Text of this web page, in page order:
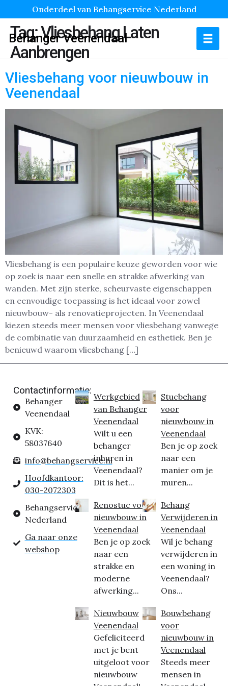
Onderdeel van Behangservice Nederland
Behanger Veenendaal
Tag:Vliesbehang Laten
Aanbrengen
Vliesbehang voor nieuwbouw in
Veenendaal
Vliesbehang is een populaire keuze geworden voor wie
op zoek is naar een snelle en strakke afwerking van
wanden. Met zijn sterke, scheurvaste eigenschappen
en eenvoudige toepassing is het ideaal voor zowel
nieuwbouw- als renovatieprojecten. In Veenendaal
kiezen steeds meer mensen voor vliesbehang vanwege
de combinatie van duurzaamheid en esthetiek. Ben je
benieuwd waarom vliesbehang […]
Contactinformatie:
Behanger
Veenendaal
KVK:
58037640
info@behangservice.nl
Hoofdkantoor:
030-2072303
Behangservice
Nederland
Ga naar onze
webshop
Werkgebied
van Behanger
Veenendaal
Wilt u een
behanger
inhuren in
Veenendaal?
Dit is het...
Renostuc voor
nieuwbouw in
Veenendaal
Ben je op zoek
naar een
strakke en
moderne
afwerking...
Nieuwbouw
Veenendaal
Gefeliciteerd
met je bent
uitgeloot voor
nieuwbouw
Stucbehang
voor
nieuwbouw in
Veenendaal
Ben je op zoek
naar een
manier om je
muren...
Behang
Verwijderen in
Veenendaal
Wil je behang
verwijderen in
een woning in
Veenendaal?
Ons...
Bouwbehang
voor
nieuwbouw in
Veenendaal
Steeds meer
mensen in